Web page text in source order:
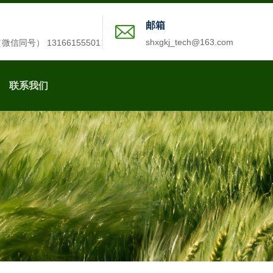
信同号） 13166155501
邮箱
shxgkj_tech@163.com
联系我们